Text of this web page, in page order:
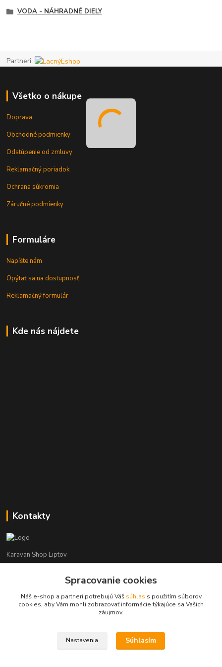
VODA - NÁHRADNÉ DIELY
Partneri:
Všetko o nákupe
Doprava
Obchodné podmienky
Odstúpenie od zmluvy
Reklamačný poriadok
Ochrana súkromia
Záručné podmienky
Formuláre
Napíšte nám
Opýtať sa na dostupnosť
Reklamačný formulár
Kde nás nájdete
Kontakty
Karavan Shop Liptov
+421 903 626 885
info@karavanshopliptov.sk
Spracovanie cookies
Náš e-shop a partneri potrebujú Váš súhlas s použitím súborov
cookies, aby Vám mohli zobrazovať informácie týkajúce sa Vašich
záujmov.
Nastavenia Súhlasím